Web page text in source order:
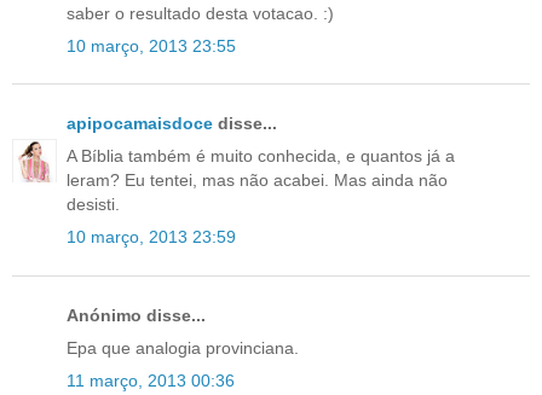
saber o resultado desta votacao. :)
10 março, 2013 23:55
apipocamaisdoce disse...
A Bíblia também é muito conhecida, e quantos já a
leram? Eu tentei, mas não acabei. Mas ainda não
desisti.
10 março, 2013 23:59
Anónimo disse...
Epa que analogia provinciana.
11 março, 2013 00:36